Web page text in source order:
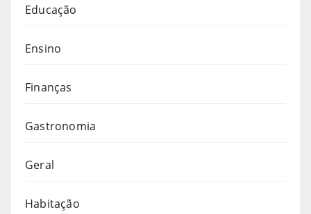
Educação
Ensino
Finanças
Gastronomia
Geral
Habitação